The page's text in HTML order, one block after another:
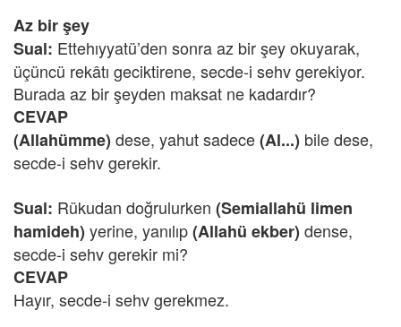
Az bir şey
Sual: Ettehıyyatü’den sonra az bir şey okuyarak,
üçüncü rekâtı geciktirene, secde-i sehv gerekiyor.
Burada az bir şeyden maksat ne kadardır?
CEVAP
(Allahümme) dese, yahut sadece(Al...) bile dese,
secde-i sehv gerekir.
Sual: Rükudan doğrulurken (Semiallahü limen
hamideh) yerine, yanılıp(Allahü ekber) dense,
secde-i sehv gerekir mi?
CEVAP
Hayır, secde-i sehv gerekmez.